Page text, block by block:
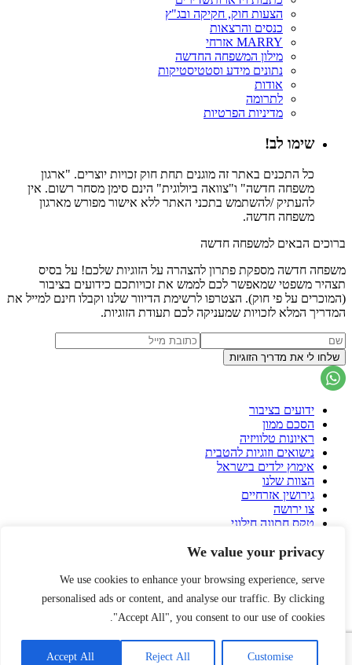
We value your privacy
We use cookies to enhance your browsing experience, serve
personalised ads or content, and analyse our traffic. By clicking
"Accept All", you consent to our use of cookies.
Customise
Reject All
Accept All
הצעות חוק, חקיקה ובג"ץ
כנסים והרצאות
MARRY אזרחי
מילון המשפחה החדשה
נתונים מידע וסטטיסטיקות
אודות
לתרומה
מדיניות הפרטיות
שימו לב!
כל התכנים באתר זה מוגנים תחת חוק זכויות יוצרים. "ארגון
משפחה חדשה" ו"צוואה ביולוגית" הינם סימן מסחר רשום. אין
להעתיק /להשתמש בתכני האתר ללא אישור מפורש מארגון
משפחה חדשה.
ברוכים הבאים למשפחה חדשה
משפחה חדשה מספקת פתרון להצהרה על הזוגיות שלכם! על בסיס
תצהיר משפטי שמאפשר לכם לממש את זכויותכם כידועים בציבור
(המוכרים על פי חוק). הצטרפו לרשימת הדיוור שלנו וקבלו חינם למייל את
המדריך המלא לזכויות שמעניקה לכם תעודת הזוגיות.
ידועים בציבור
הסכם ממון
ראיונות טלוויזיה
נישואים וזוגיות להטבית
אימוץ ילדים בישראל
הצוות שלנו
גירושין אזרחיים
צו ירושה
טקס חתונה חילוני
פונדקאות בישראל
הורות גאה
עיזבון
שאלות ותשובות על הסכם ממון
אירית רוזנבלום
עורך דין דיני משפחה